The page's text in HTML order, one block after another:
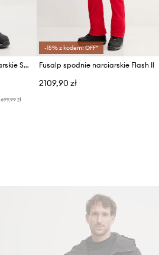
Helly Hansen spodnie narciarskie SOGN
699,99 zł
-15% z kodem: OFF*
Fusalp spodnie narciarskie Flash II
2109,90 zł